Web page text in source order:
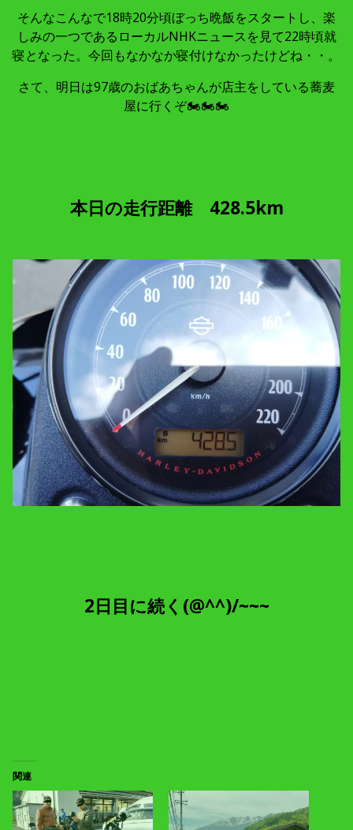
そんなこんなで18時20分頃ぼっち晩飯をスタートし、楽
しみの一つであるローカルNHKニュースを見て22時頃就
寝となった。今回もなかなか寝付けなかったけどね・・。
さて、明日は97歳のおばあちゃんが店主をしている蕎麦
屋に行くぞ🏍🏍🏍
本日の走行距離 428.5km
2日目に続く(@^^)/~~~
関連